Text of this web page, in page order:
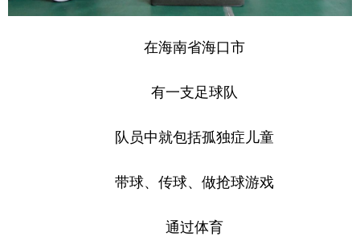
在海南省海口市
有一支足球队
队员中就包括孤独症儿童
带球、传球、做抢球游戏
通过体育